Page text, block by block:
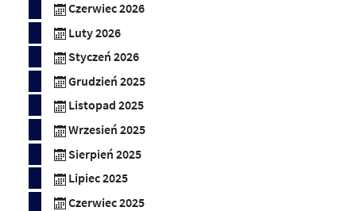
Czerwiec 2026
Luty 2026
Styczeń 2026
Grudzień 2025
Listopad 2025
Wrzesień 2025
Sierpień 2025
Lipiec 2025
Czerwiec 2025